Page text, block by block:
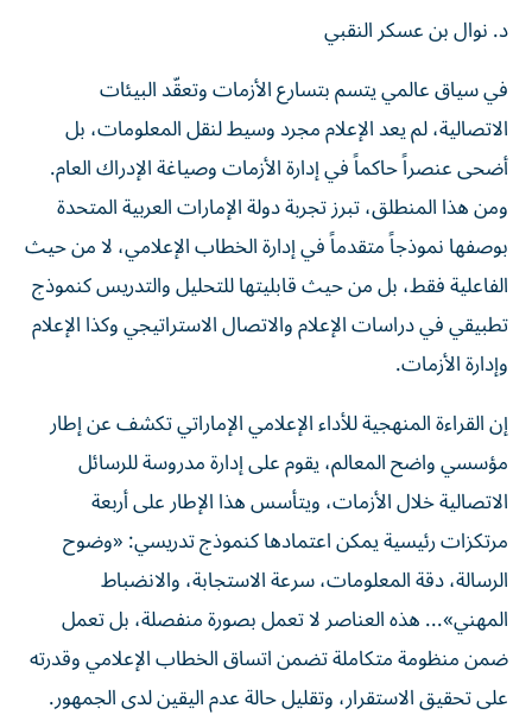
د. نوال بن عسكر النقبي
في سياق عالمي يتسم بتسارع الأزمات وتعقّد البيئات
الاتصالية، لم يعد الإعلام مجرد وسيط لنقل المعلومات، بل
أضحى عنصراً حاكماً في إدارة الأزمات وصياغة الإدراك العام.
ومن هذا المنطلق، تبرز تجربة دولة الإمارات العربية المتحدة
بوصفها نموذجاً متقدماً في إدارة الخطاب الإعلامي، لا من حيث
الفاعلية فقط، بل من حيث قابليتها للتحليل والتدريس كنموذج
تطبيقي في دراسات الإعلام والاتصال الاستراتيجي وكذا الإعلام
وإدارة الأزمات.
إن القراءة المنهجية للأداء الإعلامي الإماراتي تكشف عن إطار
مؤسسي واضح المعالم، يقوم على إدارة مدروسة للرسائل
الاتصالية خلال الأزمات، ويتأسس هذا الإطار على أربعة
مرتكزات رئيسية يمكن اعتمادها كنموذج تدريسي: «وضوح
الرسالة، دقة المعلومات، سرعة الاستجابة، والانضباط
المهني»... هذه العناصر لا تعمل بصورة منفصلة، بل تعمل
ضمن منظومة متكاملة تضمن اتساق الخطاب الإعلامي وقدرته
على تحقيق الاستقرار، وتقليل حالة عدم اليقين لدى الجمهور.